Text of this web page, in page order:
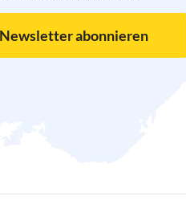
Newsletter abonnieren